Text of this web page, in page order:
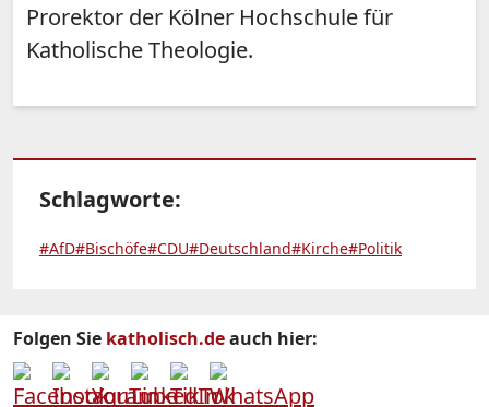
Prorektor der Kölner Hochschule für
Katholische Theologie.
Schlagworte:
#AfD#Bischöfe#CDU#Deutschland#Kirche#Politik
Folgen Sie katholisch.deauch hier: